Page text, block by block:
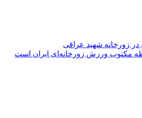
در زورخانه شهید عراقی
مکتوب ورزش زورخانه‌ای ایران است